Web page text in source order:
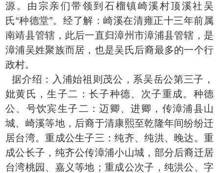
源。由宗亲们带领到石榴镇崎溪村顶溪社吴
氏“种德堂”。经了解：崎溪在清雍正十三年前属
南靖县管辖，此后一直归漳州市漳浦县管辖，是
漳浦吴姓聚族而居，也是吴氏后裔最多的一个行
政村。
据介绍：入浦始祖则茂公，系吴岳公第三子，
妣黄氏，生子二：长子种德、次子重成。种德
公、号饮宾生子二：迈卿、进卿，传漳浦县山
城、崎溪等地，后裔于清康熙至乾隆年间纷纷迁
居台湾。重成公生子三：纯齐、纯洪、晚达。重
成公长子，纯齐公传漳浦小山城，部分后裔迁居
台湾桃园、嘉义等地；重成公次子，纯洪公、字